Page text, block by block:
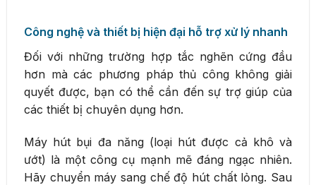
Công nghệ và thiết bị hiện đại hỗ trợ xử lý nhanh
Đối với những trường hợp tắc nghẽn cứng đầu
hơn mà các phương pháp thủ công không giải
quyết được, bạn có thể cần đến sự trợ giúp của
các thiết bị chuyên dụng hơn.
Máy hút bụi đa năng (loại hút được cả khô và
ướt) là một công cụ mạnh mẽ đáng ngạc nhiên.
Hãy chuyển máy sang chế độ hút chất lỏng. Sau